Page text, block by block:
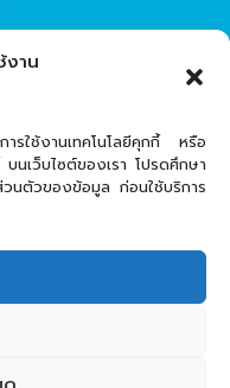
งาน
ใช้งานเทคโนโลยีคุกกี้ หรือ
นเว็บไซต์ของเรา โปรดศึกษา
วนตัวของข้อมูล ก่อนใช้บริการ